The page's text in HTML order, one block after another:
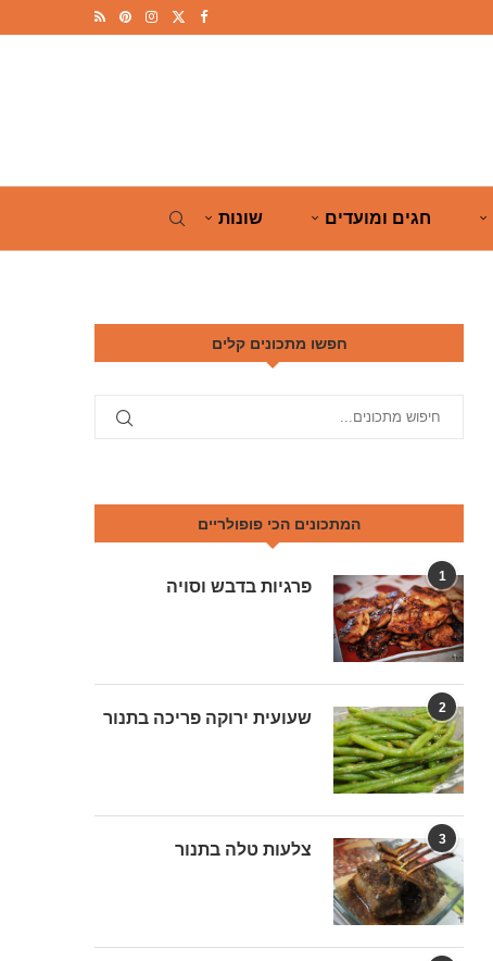
חגים ומועדים שונות
חפשו מתכונים קלים
המתכונים הכי פופולריים
1
פרגיות בדבש וסויה
2
שעועית ירוקה פריכה בתנור
3
צלעות טלה בתנור